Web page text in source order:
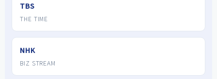
TBS
THE TIME
NHK
BIZ STREAM